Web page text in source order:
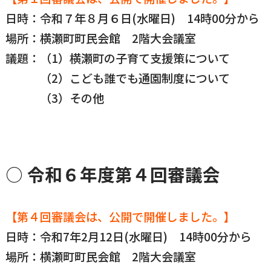
日時：令和７年８月６日(水曜日) 14時00分から
場所：横瀬町町民会館 2階大会議室
議題：（1）横瀬町の子育て支援策について
（2）こども誰でも通園制度について
（3）その他
○ 令和６年度第４回審議会
【第４回審議会は、公開で開催しました。】
日時：令和7年2月12日(水曜日) 14時00分から
場所：横瀬町町民会館 2階大会議室